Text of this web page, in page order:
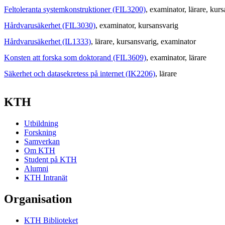
Feltoleranta systemkonstruktioner (FIL3200), examinator, lärare,
Hårdvarusäkerhet (FIL3030), examinator, kursansvarig
Hårdvarusäkerhet (IL1333), lärare, kursansvarig, examinator
Konsten att forska som doktorand (FIL3609), examinator, lärare
Säkerhet och datasekretess på internet (IK2206), lärare
KTH
Utbildning
Forskning
Samverkan
Om KTH
Student på KTH
Alumni
KTH Intranät
Organisation
KTH Biblioteket